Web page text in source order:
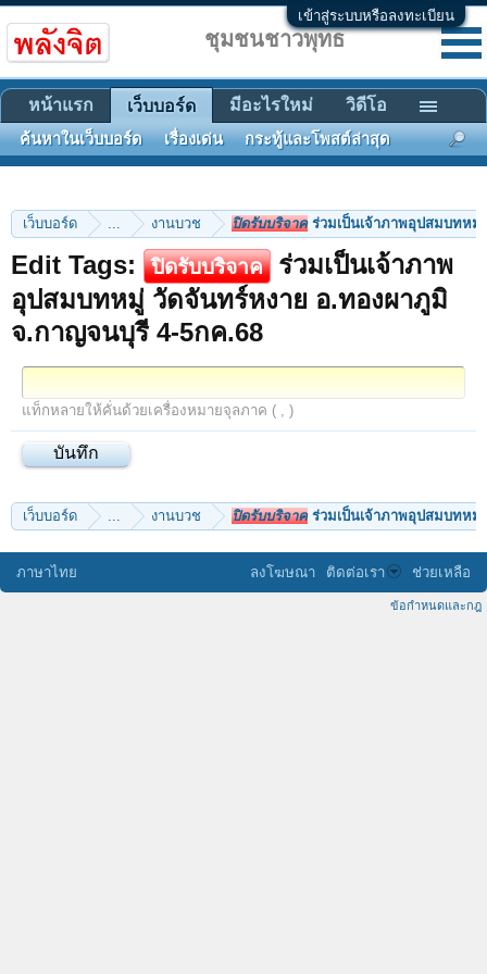
เข้าสู่ระบบหรือลงทะเบียน
เว็บบอร์ด ... งานบวช ปิดรับบริจาคร่วมเป็นเจ้าภาพอุปสมบทหมู่
Edit Tags: ปิดรับบริจาค
ร่วมเป็นเจ้าภาพ
อุปสมบทหมู่ วัดจันทร์หงาย อ.ทองผาภูมิ
จ.กาญจนบุรี 4-5กค.68
แท็กหลายให้คั่นด้วยเครื่องหมายจุลภาค ( , )
เว็บบอร์ด ... งานบวช ปิดรับบริจาคร่วมเป็นเจ้าภาพอุปสมบทหมู่
ชุมชนชาวพุทธ
หน้าแรก เว็บบอร์ด
ค้นหาในเว็บบอร์ด เรื่องเด่น กระทู้และโพสต์ล่าสุด
มีอะไรใหม่ วิดีโอ
ภาษาไทย ลงโฆษณา ติดต่อเรา ช่วยเหลือ
ข้อกำหนดและกฎ